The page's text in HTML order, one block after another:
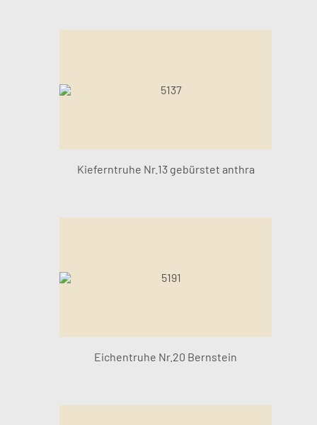
Kieferntruhe Nr.13 gebürstet anthra
Eichentruhe Nr.20 Bernstein